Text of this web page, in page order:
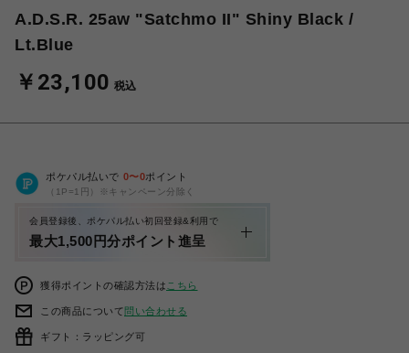
A.D.S.R. 25aw "Satchmo II" Shiny Black /
Lt.Blue
￥23,100 税込
ポケパル払いで 0〜0ポイント
（1P=1円）※キャンペーン分除く
会員登録後、ポケパル払い初回登録&利用で
最大1,500円分ポイント進呈
獲得ポイントの確認方法は こちら
この商品について問い合わせる
ギフト：ラッピング可